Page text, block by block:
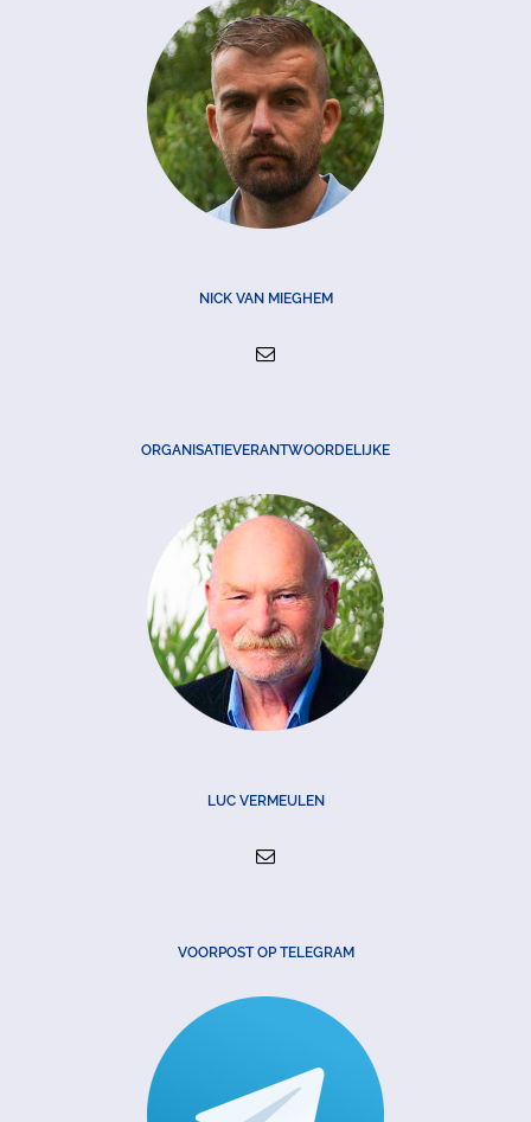
NICK VAN MIEGHEM
ORGANISATIEVERANTWOORDELIJKE
LUC VERMEULEN
VOORPOST OP TELEGRAM